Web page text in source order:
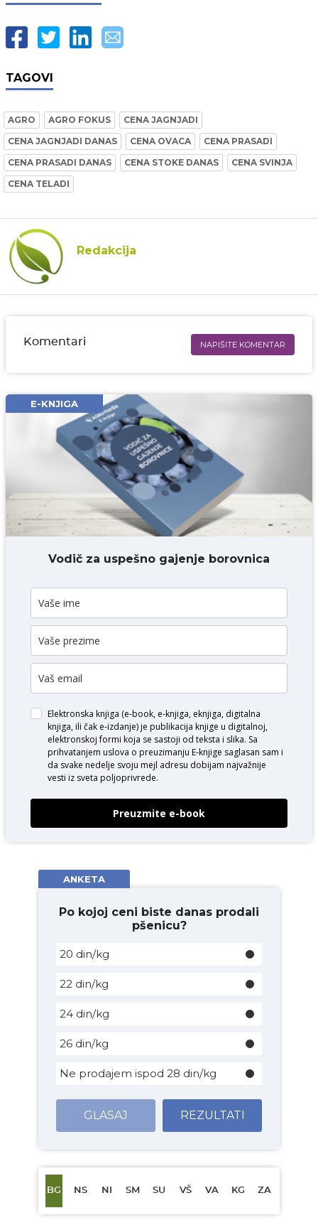
TAGOVI
AGRO AGRO FOKUS
CENA JAGNJADI
CENA JAGNJADI DANAS
CENA OVACA
CENA PRASADI
CENA PRASADI DANAS
CENA STOKE DANAS
CENA SVINJA
CENA TELADI
Redakcija
Komentari NAPIŠITE KOMENTAR
Email* obavezno
Komentar* obavezno
DODAJ KOMENTAR
E-KNJIGA
Vodič za uspešno gajenje borovnica
Elektronska knjiga (e-book, e-knjiga, eknjiga, digitalna
knjiga, ili čak e-izdanje) je publikacija knjige u digitalnoj,
elektronskoj formi koja se sastoji od teksta i slika. Sa
prihvatanjem uslova o preuzimanju E-knjige saglasan sam i
da svake nedelje svoju mejl adresu dobijam najvažnije
vesti iz sveta poljoprivrede.
Preuzmite e-book
ANKETA
Po kojoj ceni biste danas prodali
pšenicu?
20 din/kg
22 din/kg
24 din/kg
26 din/kg
Ne prodajem ispod 28 din/kg
GLASAJ REZULTATI
BG NS NI SM SU VŠ VA KG ZA